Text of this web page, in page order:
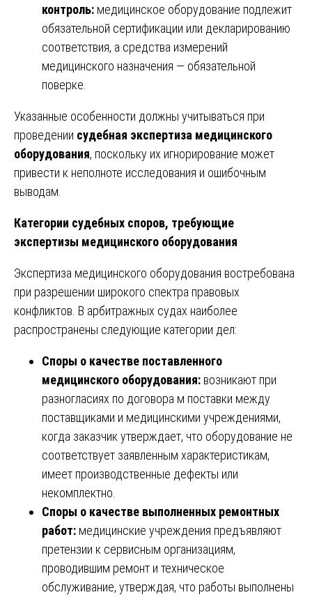
контроль: медицинское оборудование подлежит
обязательной сертификации или декларированию
соответствия, а средства измерений
медицинского назначения — обязательной
поверке.
Указанные особенности должны учитываться при
проведении судебная экспертиза медицинского
оборудования, поскольку их игнорирование может
привести к неполноте исследования и ошибочным
выводам.
Категории судебных споров, требующие
экспертизы медицинского оборудования
Экспертиза медицинского оборудования востребована
при разрешении широкого спектра правовых
конфликтов. В арбитражных судах наиболее
распространены следующие категории дел:
Споры о качестве поставленного
медицинского оборудования: возникают при
разногласиях по договора м поставки между
поставщиками и медицинскими учреждениями,
когда заказчик утверждает, что оборудование не
соответствует заявленным характеристикам,
имеет производственные дефекты или
некомплектно.
Споры о качестве выполненных ремонтных
работ: медицинские учреждения предъявляют
претензии к сервисным организациям,
проводившим ремонт и техническое
обслуживание, утверждая, что работы выполнены